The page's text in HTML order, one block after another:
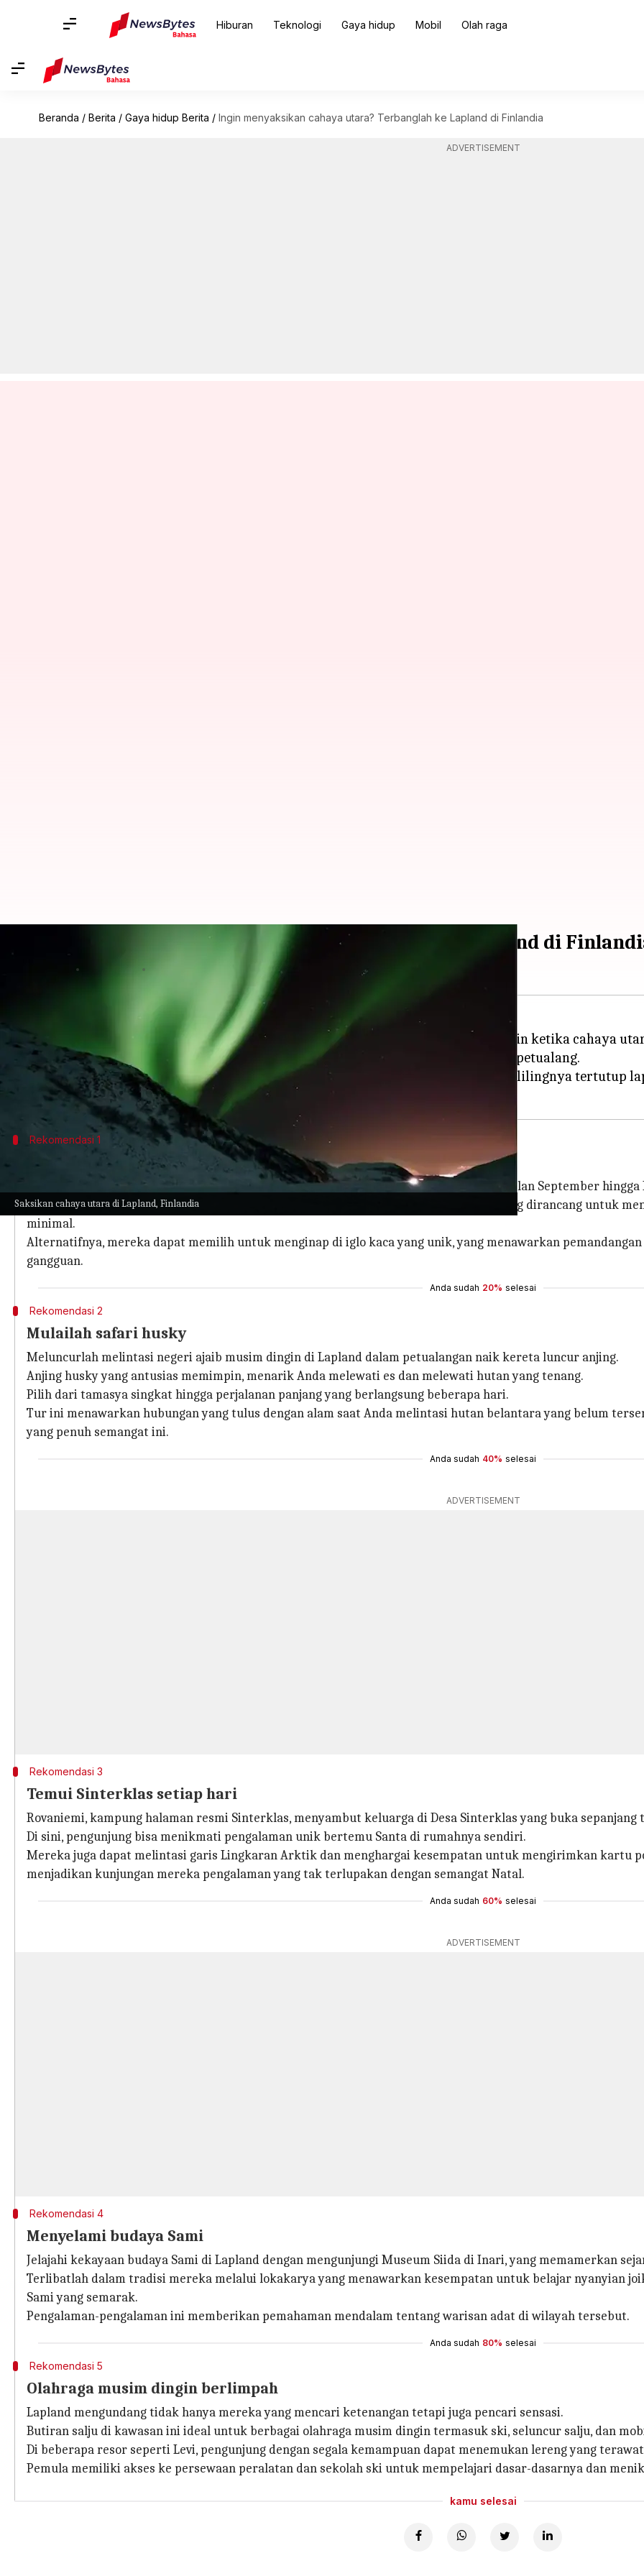
Hiburan Teknologi Gaya hidup Mobil Olah raga
Beranda / Berita / Gaya hidup Berita / Ingin menyaksikan cahaya utara? Terbanglah ke Lapland di Finlandia
ADVERTISEMENT
Saksikan cahaya utara di Lapland, Finlandia
Ingin menyaksikan cahaya utara? Terbanglah ke Lapland di
Lapland di Finlandia adalah tempat yang menakjubkan, terutama saat musim dingin ketika cahaya
Daerah Arktik ini terkenal dengan perpaduan budaya Sami dan peluang untuk berpetualang.
Pengunjung dapat menjelajah di bawah langit penuh bintang, dengan hutan di sekelilingnya tertutup
Rekomendasi 1
Kejar aurora borealis
Daya tarik utama Lapland adalah aurora borealis, dengan pemandangan optimal dari bulan September
Untuk merasakan keajaiban alam ini, pengunjung dapat mengikuti tur berpemandu yang dirancang untuk
minimal.
Alternatifnya, mereka dapat memilih untuk menginap di iglo kaca yang unik, yang menawarkan
gangguan.
Anda sudah 20% selesai
Rekomendasi 2
Mulailah safari husky
Meluncurlah melintasi negeri ajaib musim dingin di Lapland dalam petualangan naik kereta luncur anjing.
Anjing husky yang antusias memimpin, menarik Anda melewati es dan melewati hutan yang tenang.
Pilih dari tamasya singkat hingga perjalanan panjang yang berlangsung beberapa hari.
Tur ini menawarkan hubungan yang tulus dengan alam saat Anda melintasi hutan belantara yang belum
yang penuh semangat ini.
Anda sudah 40% selesai
ADVERTISEMENT
Rekomendasi 3
Temui Sinterklas setiap hari
Rovaniemi, kampung halaman resmi Sinterklas, menyambut keluarga di Desa Sinterklas yang buka sepanjang
Di sini, pengunjung bisa menikmati pengalaman unik bertemu Santa di rumahnya sendiri.
Mereka juga dapat melintasi garis Lingkaran Arktik dan menghargai kesempatan untuk mengirimkan kartu
menjadikan kunjungan mereka pengalaman yang tak terlupakan dengan semangat Natal.
Anda sudah 60% selesai
ADVERTISEMENT
Rekomendasi 4
Menyelami budaya Sami
Jelajahi kekayaan budaya Sami di Lapland dengan mengunjungi Museum Siida di Inari, yang memamerkan
Terlibatlah dalam tradisi mereka melalui lokakarya yang menawarkan kesempatan untuk belajar nyanyian
Sami yang semarak.
Pengalaman-pengalaman ini memberikan pemahaman mendalam tentang warisan adat di wilayah tersebut.
Anda sudah 80% selesai
Rekomendasi 5
Olahraga musim dingin berlimpah
Lapland mengundang tidak hanya mereka yang mencari ketenangan tetapi juga pencari sensasi.
Butiran salju di kawasan ini ideal untuk berbagai olahraga musim dingin termasuk ski, seluncur salju, dan
Di beberapa resor seperti Levi, pengunjung dengan segala kemampuan dapat menemukan lereng yang
Pemula memiliki akses ke persewaan peralatan dan sekolah ski untuk mempelajari dasar-dasarnya dan
kamu selesai